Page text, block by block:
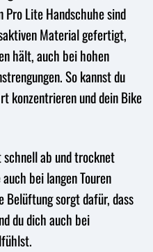
Pro Lite Handschuhe sind
Material gefertigt,
hält, auch bei hohen
So kannst du
konzentrieren und dein Bike
ab und trocknet
bei langen Touren
sorgt dafür, dass
du dich auch bei